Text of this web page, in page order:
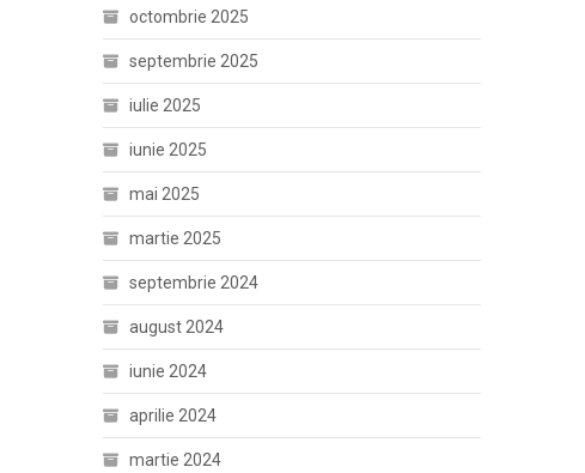
octombrie 2025
septembrie 2025
iulie 2025
iunie 2025
mai 2025
martie 2025
septembrie 2024
august 2024
iunie 2024
aprilie 2024
martie 2024